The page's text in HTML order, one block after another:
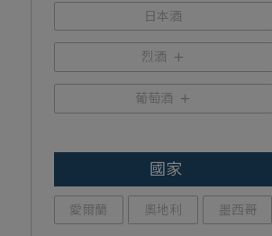
日本酒
烈酒
葡萄酒
國家
愛爾蘭 奧地利 墨西哥